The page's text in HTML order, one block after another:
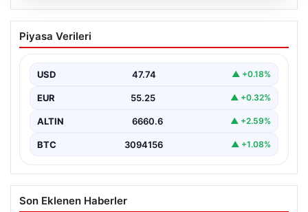
Casperlar çetesine yeni iddianame
Piyasa Verileri
USD 47.74 ▲ +0.18%
EUR 55.25 ▲ +0.32%
ALTIN 6660.6 ▲ +2.59%
BTC 3094156 ▲ +1.08%
Son Eklenen Haberler